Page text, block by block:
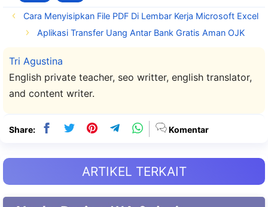
Cara Menyisipkan File PDF Di Lembar Kerja Microsoft Excel
Aplikasi Transfer Uang Antar Bank Gratis Aman OJK
Tri Agustina
English private teacher, seo writter, english translator,
and content writer.
Share: Komentar
ARTIKEL TERKAIT